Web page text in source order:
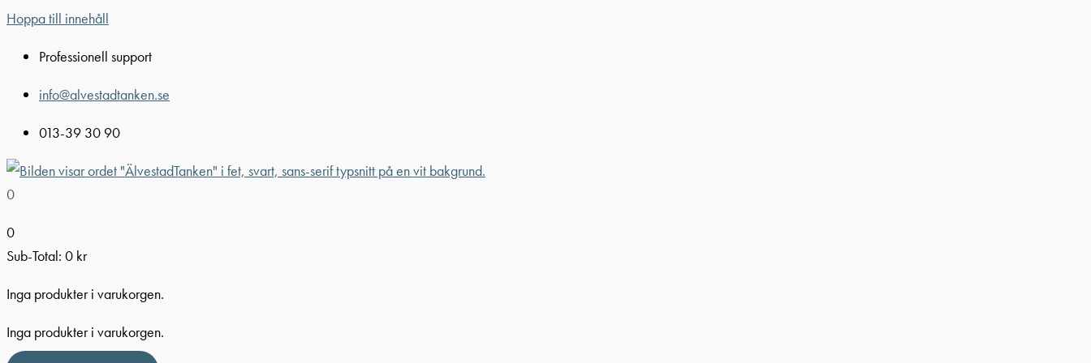
Hoppa till innehåll
Professionell support
info@alvestadtanken.se
013-39 30 90
0
0
Sub-Total: 0 kr
Inga produkter i varukorgen.
Inga produkter i varukorgen.